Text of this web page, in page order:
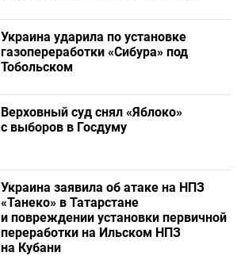
Украина ударила по установке
газопереработки «Сибура» под
Тобольском
Верховный суд снял «Яблоко»
с выборов в Госдуму
Украина заявила об атаке на НПЗ
«Танеко» в Татарстане
и повреждении установки первичной
переработки на Ильском НПЗ
на Кубани